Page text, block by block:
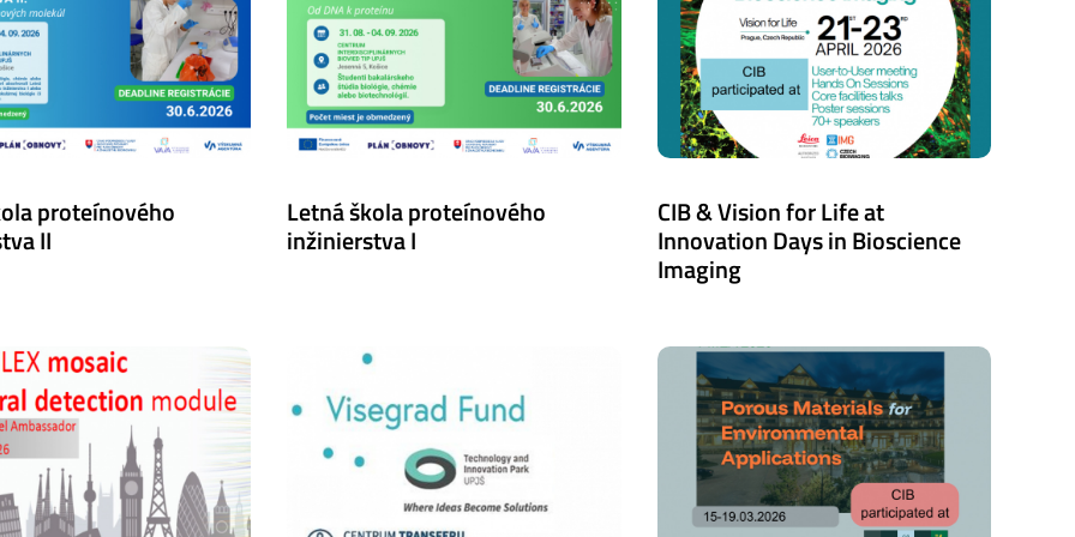
proteínového
II
Letná škola proteínového
inžinierstva I
CIB & Vision for Life at
Innovation Days in Bioscience
Imaging